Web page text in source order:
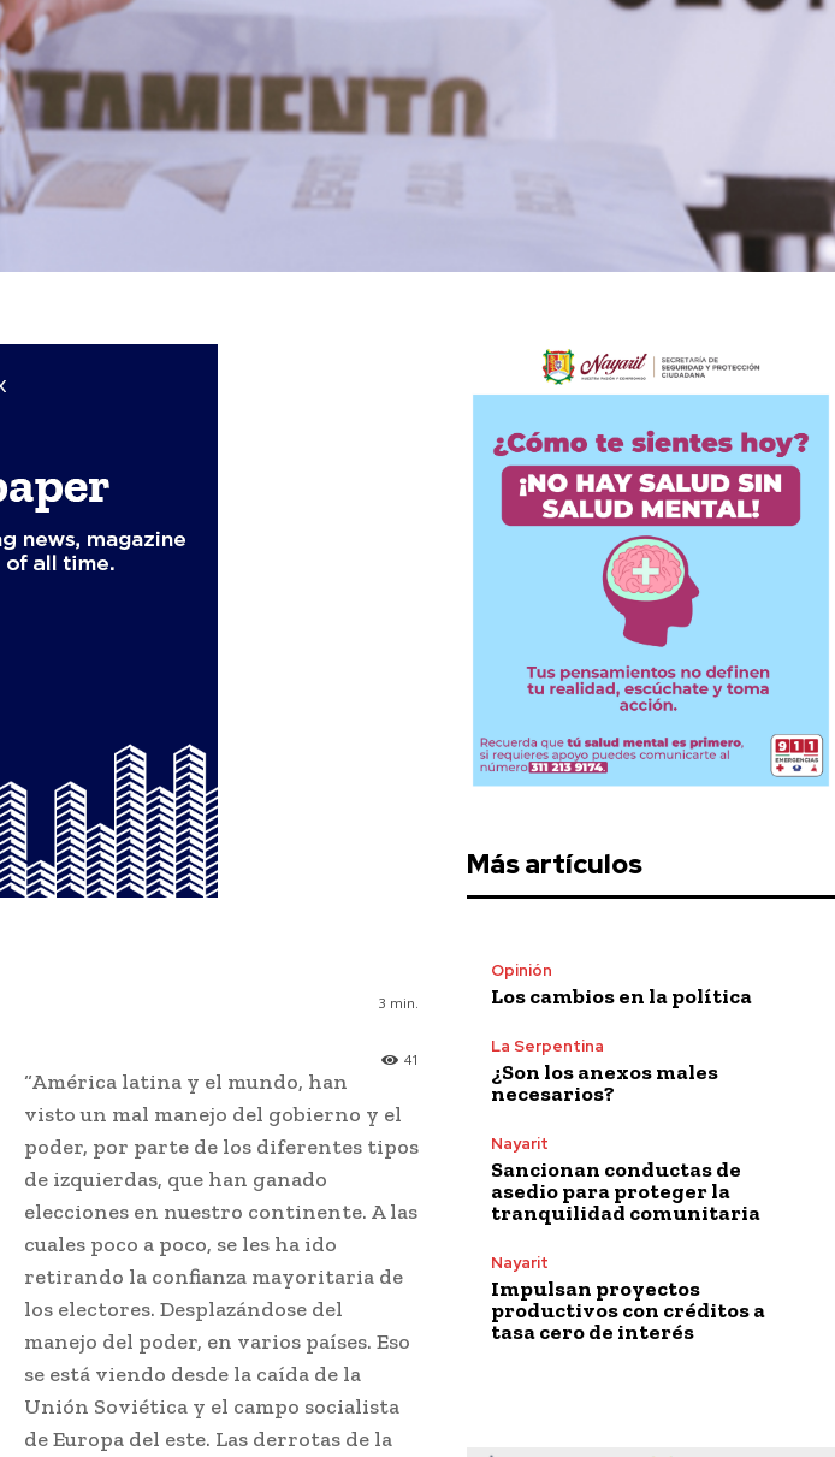
3 min.
41
“América latina y el mundo, han
visto un mal manejo del gobierno y el
poder, por parte de los diferentes tipos
de izquierdas, que han ganado
elecciones en nuestro continente. A las
cuales poco a poco, se les ha ido
retirando la confianza mayoritaria de
los electores. Desplazándose del
manejo del poder, en varios países. Eso
se está viendo desde la caída de la
Unión Soviética y el campo socialista
de Europa del este. Las derrotas de la
Más artículos
Opinión
Los cambios en la política
La Serpentina
¿Son los anexos males
necesarios?
Nayarit
Sancionan conductas de
asedio para proteger la
tranquilidad comunitaria
Nayarit
Impulsan proyectos
productivos con créditos a
tasa cero de interés